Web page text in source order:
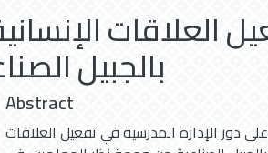
العلاقات
بالجبيل
Abstract
دور الإدارة المدرسية في تفعيل العلاقات